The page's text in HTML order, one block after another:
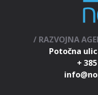
/ RAZVOJNA
Potočna
+